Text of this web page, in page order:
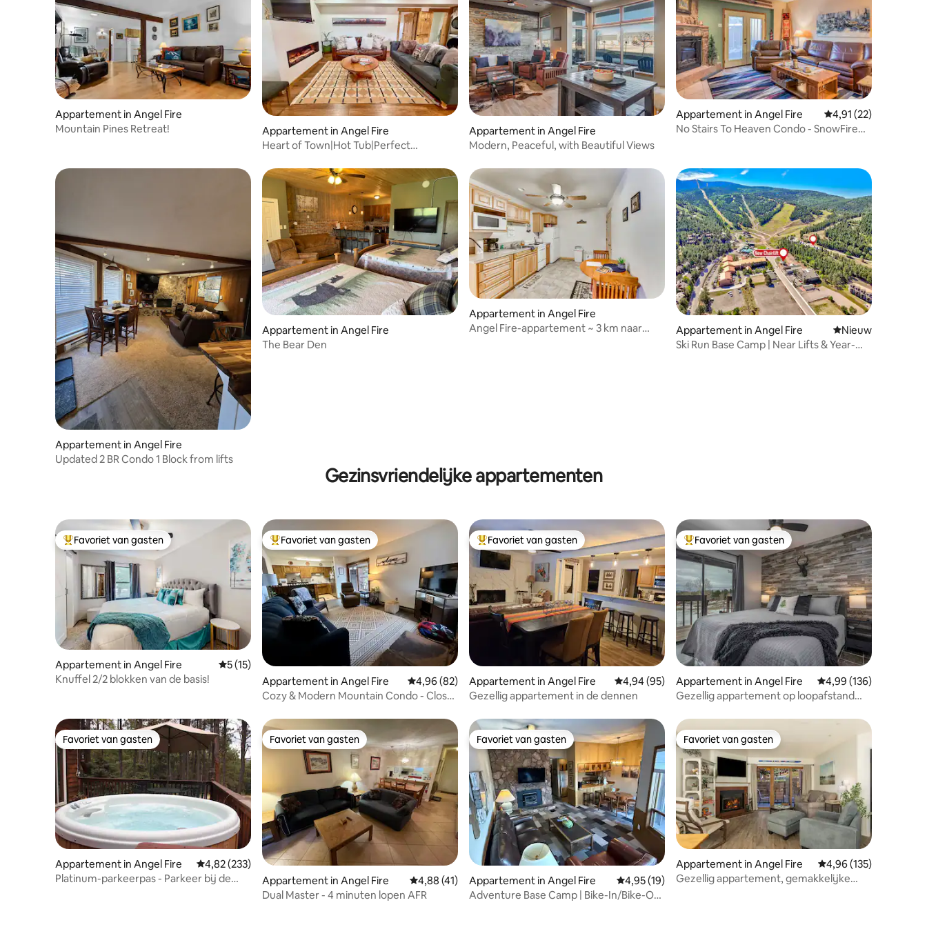
Appartement in Angel Fire
Mountain Pines Retreat!
Appartement in Angel Fire
Heart of Town|Hot Tub|Perfect
Appartement in Angel Fire
Modern, Peaceful, with Beautiful Views
Appartement in Angel Fire Gemiddelde
4,91 (22)
No Stairs To Heaven Condo - SnowFire
Appartement in Angel Fire
Updated 2 BR Condo 1 Block from lifts
Appartement in Angel Fire
The Bear Den
Appartement in Angel Fire
Angel Fire-appartement ~ 3 km naar
Appartement in Angel Fire Nieuwe
Nieuw
Ski Run Base Camp | Near Lifts & Year-
Gezinsvriendelijke appartementen
Topfavoriet van gasten
Favoriet van gasten
Appartement in Angel Fire Gemiddelde beoordeling van 5 op 5, 15 recensies
5 (15)
Knuffel 2/2 blokken van de basis!
Topfavoriet van gasten
Favoriet van gasten
Appartement in Angel Fire Gemiddelde beoordeling van 4,96 op 5, 82 recensies
4,96 (82)
Cozy & Modern Mountain Condo - Close
Topfavoriet van gasten
Favoriet van gasten
Appartement in Angel Fire Gemiddelde beoordeling van 4,94 op 5, 95 recensies
4,94 (95)
Gezellig appartement in de dennen
Topfavoriet van gasten
Favoriet van gasten
Appartement in Angel Fire Gemiddelde
4,99 (136)
Gezellig appartement op loopafstand
Favoriet van gasten
Favoriet van gasten
Appartement in Angel Fire Gemiddelde beoordeling van 4,82 op 5, 233 recensies
4,82 (233)
Platinum-parkeerpas - Parkeer bij de
Favoriet van gasten
Favoriet van gasten
Appartement in Angel Fire Gemiddelde beoordeling van 4,88 op 5, 41 recensies
4,88 (41)
Dual Master - 4 minuten lopen AFR
Favoriet van gasten
Favoriet van gasten
Appartement in Angel Fire Gemiddelde beoordeling van 4,95 op 5, 19 recensies
4,95 (19)
Adventure Base Camp | Bike-In/Bike-Out
Favoriet van gasten
Favoriet van gasten
Appartement in Angel Fire Gemiddelde
4,96 (135)
Gezellig appartement, gemakkelijke